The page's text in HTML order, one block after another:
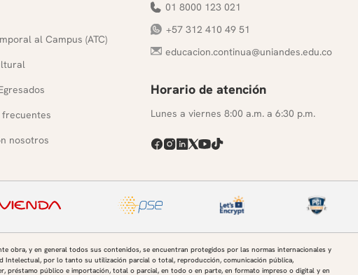
al Campus (ATC)
frecuentes
nosotros
01 8000 123 021
+57 312 410 49 51
educacion.continua@uniandes.edu.co
Horario de atención
Lunes a viernes 8:00 a.m. a 6:30 p.m.
obra, y en general todos sus contenidos, se encuentran protegidos por las normas internacionales y
Intelectual, por lo tanto su utilización parcial o total, reproducción, comunicación pública,
préstamo público e importación, total o parcial, en todo o en parte, en formato impreso o digital y en